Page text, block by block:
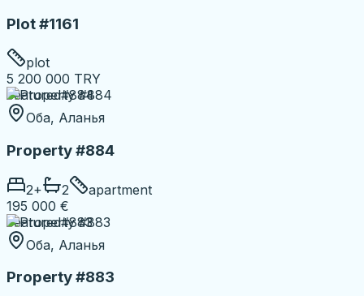
Plot #1161
plot
5 200 000 TRY
Featured#884
Оба, Аланья
Property #884
2+ 2
apartment
195 000 €
Featured#883
Оба, Аланья
Property #883